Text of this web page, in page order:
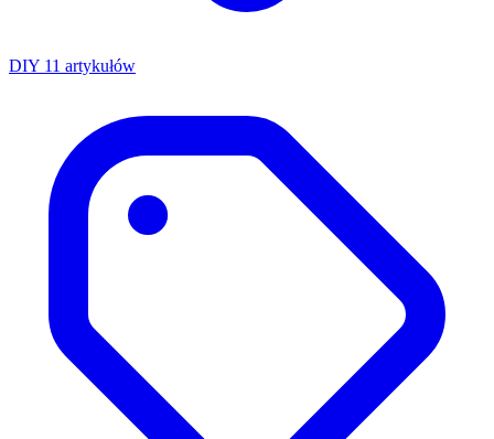
DIY 11 artykułów